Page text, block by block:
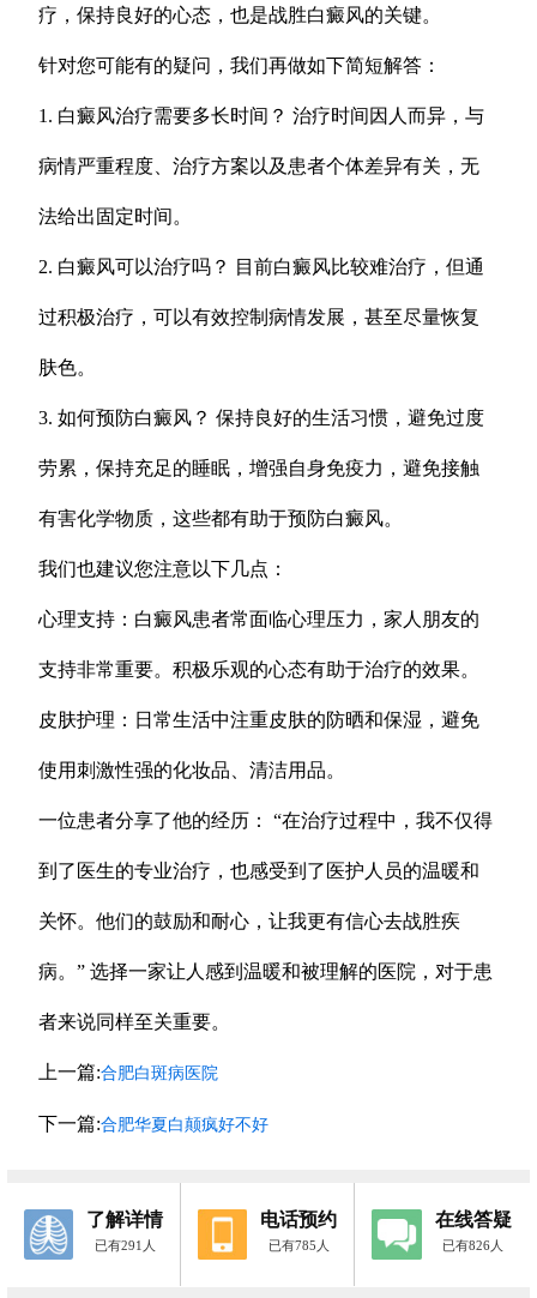
疗，保持良好的心态，也是战胜白癜风的关键。
针对您可能有的疑问，我们再做如下简短解答：
1. 白癜风治疗需要多长时间？ 治疗时间因人而异，与
病情严重程度、治疗方案以及患者个体差异有关，无
法给出固定时间。
2. 白癜风可以治疗吗？ 目前白癜风比较难治疗，但通
过积极治疗，可以有效控制病情发展，甚至尽量恢复
肤色。
3. 如何预防白癜风？ 保持良好的生活习惯，避免过度
劳累，保持充足的睡眠，增强自身免疫力，避免接触
有害化学物质，这些都有助于预防白癜风。
我们也建议您注意以下几点：
心理支持：白癜风患者常面临心理压力，家人朋友的
支持非常重要。积极乐观的心态有助于治疗的效果。
皮肤护理：日常生活中注重皮肤的防晒和保湿，避免
使用刺激性强的化妆品、清洁用品。
一位患者分享了他的经历： “在治疗过程中，我不仅得
到了医生的专业治疗，也感受到了医护人员的温暖和
关怀。他们的鼓励和耐心，让我更有信心去战胜疾
病。” 选择一家让人感到温暖和被理解的医院，对于患
者来说同样至关重要。
上一篇:合肥白斑病医院
下一篇:合肥华夏白颠疯好不好
了解详情
已有291人
电话预约
已有785人
在线答疑
已有826人